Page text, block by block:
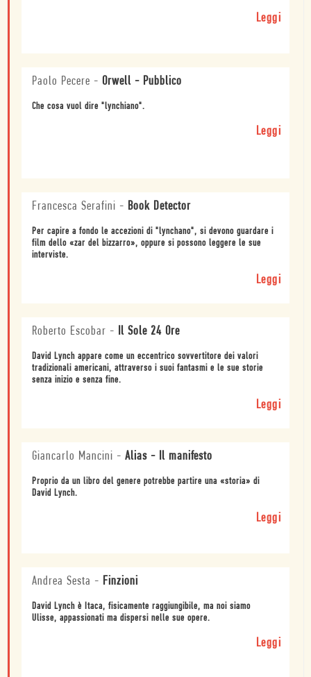
Leggi
Paolo Pecere - Orwell - Pubblico
Che cosa vuol dire "lynchiano".
Leggi
Francesca Serafini - Book Detector
Per capire a fondo le accezioni di "lynchano", si devono guardare i
film dello «zar del bizzarro», oppure si possono leggere le sue
interviste.
Leggi
Roberto Escobar - Il Sole 24 Ore
David Lynch appare come un eccentrico sovvertitore dei valori
tradizionali americani, attraverso i suoi fantasmi e le sue storie
senza inizio e senza fine.
Leggi
Giancarlo Mancini - Alias - Il manifesto
Proprio da un libro del genere potrebbe partire una «storia» di
David Lynch.
Leggi
Andrea Sesta - Finzioni
David Lynch è Itaca, fisicamente raggiungibile, ma noi siamo
Ulisse, appassionati ma dispersi nelle sue opere.
Leggi